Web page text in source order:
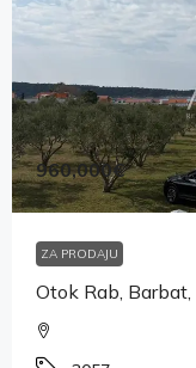
960,000€
ZA PRODAJU
Otok Rab,